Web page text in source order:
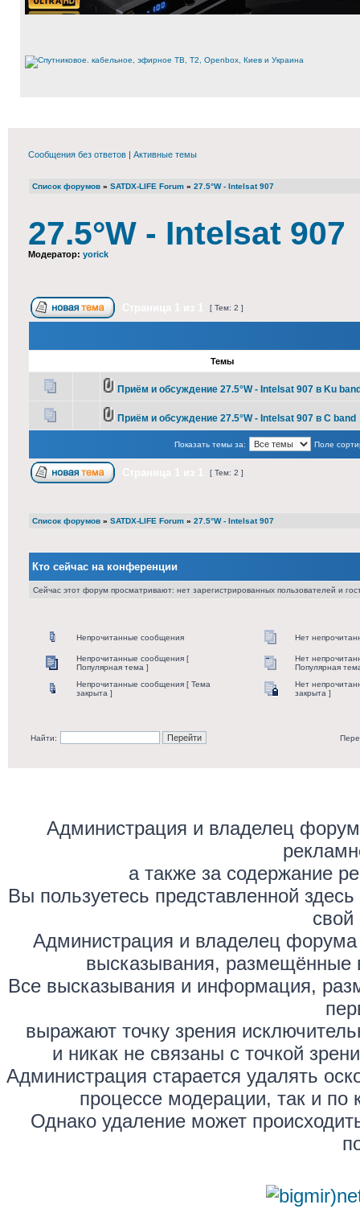
Сообщения без ответов | Активные темы
Список форумов » SATDX-LIFE Forum » 27.5°W - Intelsat 907
27.5°W - Intelsat 907
Модератор: yorick
[ Тем: 2 ]
Темы
Приём и обсуждение 27.5°W - Intelsat 907 в Ku
Приём и обсуждение 27.5°W - Intelsat 907 в C band
Показать темы за: Поле
[ Тем: 2 ]
Список форумов » SATDX-LIFE Forum » 27.5°W - Intelsat 907
Кто сейчас на конференции
Сейчас этот форум просматривают: нет зарегистрированных пользователей и
Непрочитанные сообщения Нет
Непрочитанные сообщения [
Популярная тема ]
Нет
Популярная
Непрочитанные сообщения [ Тема
закрыта ]
Нет
закрыта ]
Найти:
Администрация и владелец
а также за содержание
Вы пользуетесь представленной
свой
Администрация и владелец форума
высказывания, размещённые
Все высказывания и информация,
выражают точку зрения
и никак не связаны с точкой
Администрация старается удалять
процессе модерации, так и по
Однако удаление может